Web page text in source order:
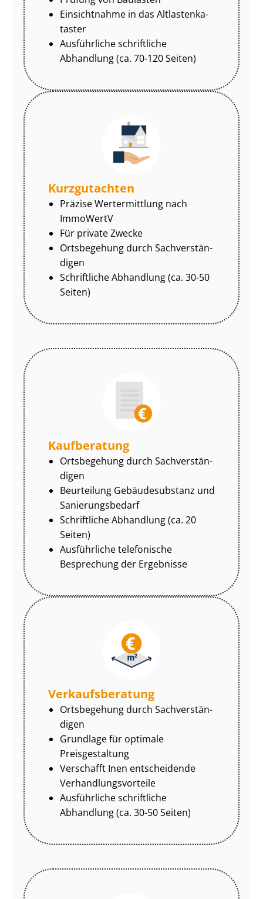
Einsichtnahme in das Alt­las­ten­ka­
tas­ter
Ausführliche schriftliche
Abhandlung (ca. 70-120 Seiten)
Kurzgutachten
Präzise Wertermittlung nach
ImmoWertV
Für private Zwecke
Ortsbegehung durch Sach­ver­stän­
di­gen
Schriftliche Abhandlung (ca. 30-50
Seiten)
Kaufberatung
Ortsbegehung durch Sach­ver­stän­
di­gen
Beurteilung Gebäudesubstanz und
Sa­nie­rungs­be­darf
Schriftliche Abhandlung (ca. 20
Seiten)
Ausführliche telefonische
Besprechung der Ergebnisse
Ver­kaufs­be­ra­tung
Ortsbegehung durch Sach­ver­stän­
di­gen
Grundlage für optimale
Preisgestaltung
Verschafft Inen entscheidende
Ver­hand­lungs­vor­tei­le
Ausführliche schriftliche
Abhandlung (ca. 30-50 Seiten)